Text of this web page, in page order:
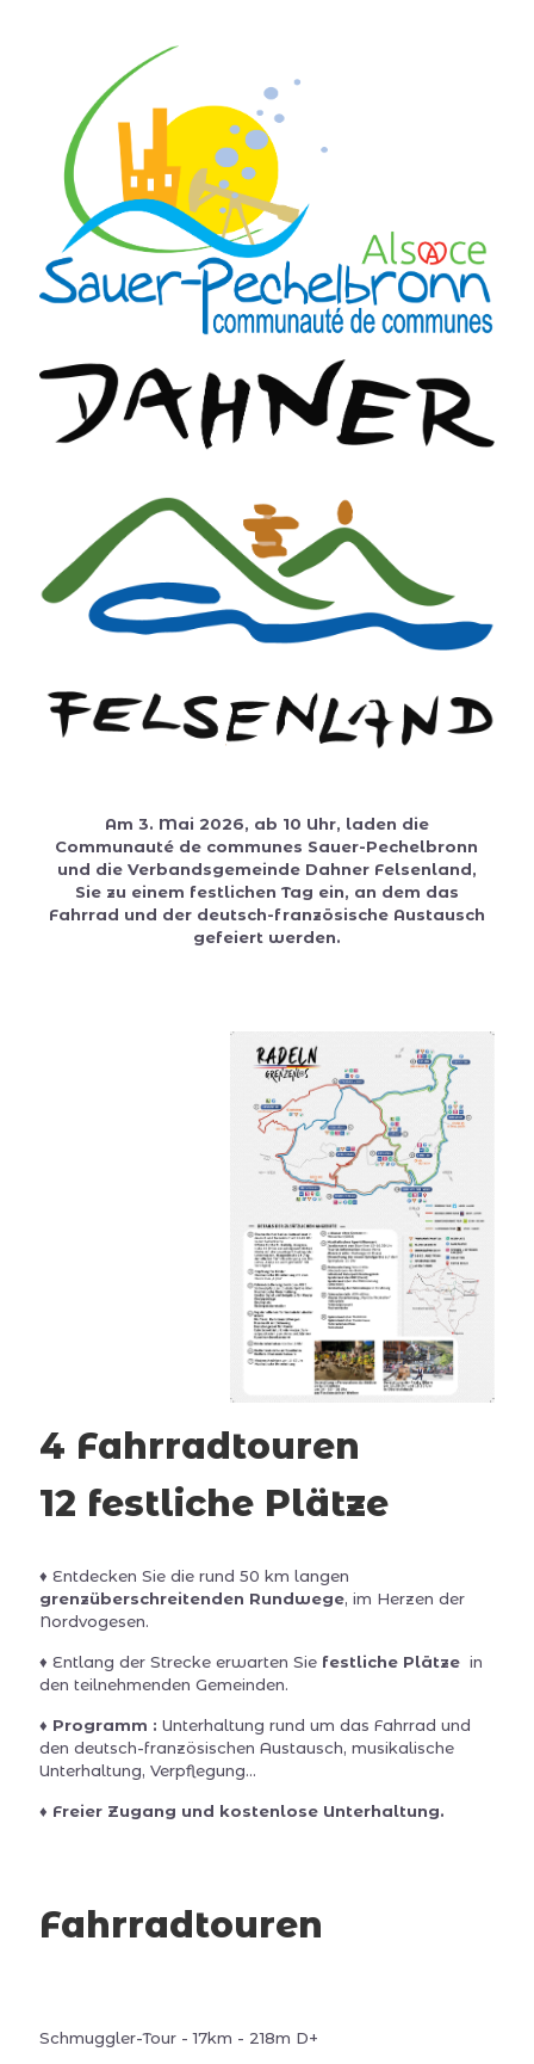
Am 3. Mai 2026, ab 10 Uhr, laden die
Communauté de communes Sauer-Pechelbronn
und die Verbandsgemeinde Dahner Felsenland,
Sie zu einem festlichen Tag ein, an dem das
Fahrrad und der deutsch-französische Austausch
gefeiert werden.
4 Fahrradtouren
12 festliche Plätze
♦ Entdecken Sie die rund 50 km langen
grenzüberschreitenden Rundwege, im Herzen der
Nordvogesen.
♦ Entlang der Strecke erwarten Sie festliche Plätze in
den teilnehmenden Gemeinden.
♦ Programm : Unterhaltung rund um das Fahrrad und
den deutsch-französischen Austausch, musikalische
Unterhaltung, Verpflegung…
♦ Freier Zugang und kostenlose Unterhaltung.
Fahrradtouren
Schmuggler-Tour - 17km - 218m D+